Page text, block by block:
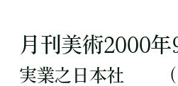
月刊美術2000年
実業之日本社